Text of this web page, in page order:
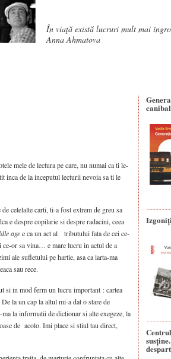
În viaţă există lucruri mult mai
Anna Ahmatova
mele de lectura pe care, nu numai ca ti le-
inca de la inceputul lecturii nevoia sa ti le
celelalte carti, ti-a fost extrem de greu sa
e despre copilarie si despre radacini, ceea
agee ca un act al tributului fata de cei ce-
ce-or sa vina… e mare lucru in actul de a
ale sufletului pe hartie, asa ca iarta-ma
sau rece.
si in mod ferm un lucru important : cartea
la un cap la altul mi-a dat o stare de
la informatii de dictionar si alte exegeze, la
de acolo. Imi place si stiul tau direct,